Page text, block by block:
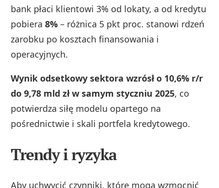
bank płaci klientowi 3% od lokaty, a od kredytu
pobiera8% – różnica 5 pkt proc. stanowi rdzeń
zarobku po kosztach finansowania i
operacyjnych.
Wynik odsetkowy sektora wzrósł o 10,6% r/r
do 9,78 mld zł w samym styczniu 2025, co
potwierdza siłę modelu opartego na
pośrednictwie i skali portfela kredytowego.
Trendy i ryzyka
Aby uchwycić czynniki, które mogą wzmocnić